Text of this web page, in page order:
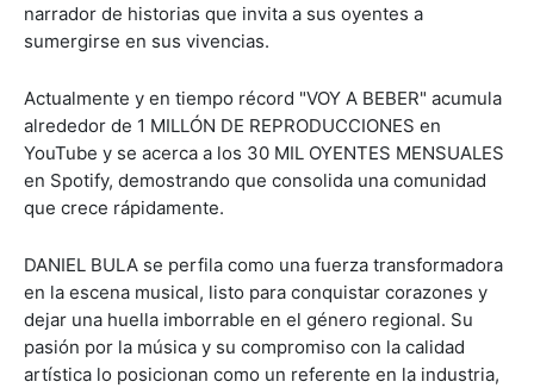
narrador de historias que invita a sus oyentes a
sumergirse en sus vivencias.
Actualmente y en tiempo récord "VOY A BEBER" acumula
alrededor de 1 MILLÓN DE REPRODUCCIONES en
YouTube y se acerca a los 30 MIL OYENTES MENSUALES
en Spotify, demostrando que consolida una comunidad
que crece rápidamente.
DANIEL BULA se perfila como una fuerza transformadora
en la escena musical, listo para conquistar corazones y
dejar una huella imborrable en el género regional. Su
pasión por la música y su compromiso con la calidad
artística lo posicionan como un referente en la industria,